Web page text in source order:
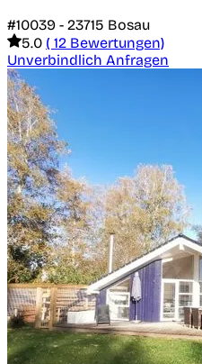
#10039 - 23715 Bosau
5.0 ( 12 Bewertungen)
Unverbindlich Anfragen